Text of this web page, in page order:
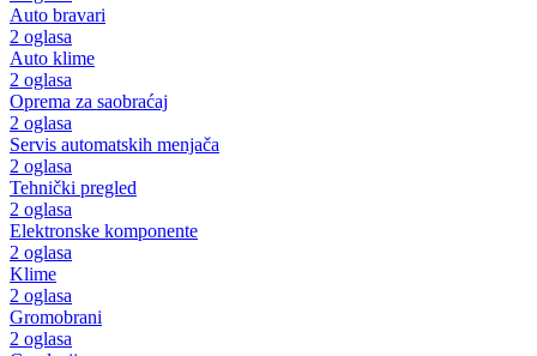
Auto bravari
2 oglasa
Auto klime
2 oglasa
Oprema za saobraćaj
2 oglasa
Servis automatskih menjača
2 oglasa
Tehnički pregled
2 oglasa
Elektronske komponente
2 oglasa
Klime
2 oglasa
Gromobrani
2 oglasa